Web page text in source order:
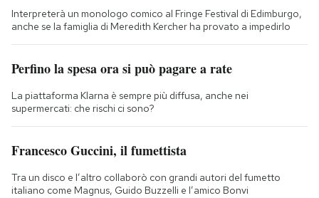
Interpreterà un monologo comico al Fringe Festival di Edimburgo,
anche se la famiglia di Meredith Kercher ha provato a impedirlo
Perfino la spesa ora si può pagare a rate
La piattaforma Klarna è sempre più diffusa, anche nei
supermercati: che rischi ci sono?
Francesco Guccini, il fumettista
Tra un disco e l’altro collaborò con grandi autori del fumetto
italiano come Magnus, Guido Buzzelli e l’amico Bonvi